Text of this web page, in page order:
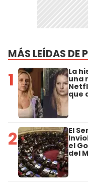
MÁS LEÍDAS DE
1 La
una
que
2 El
el
del